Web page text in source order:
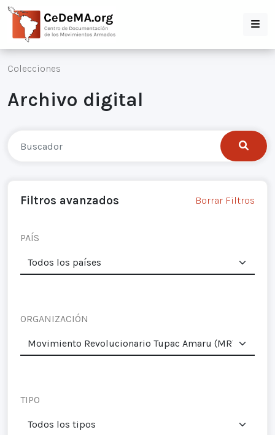
Colecciones
Archivo digital
Filtros avanzados Borrar Filtros
PAÍS
ORGANIZACIÓN
TIPO